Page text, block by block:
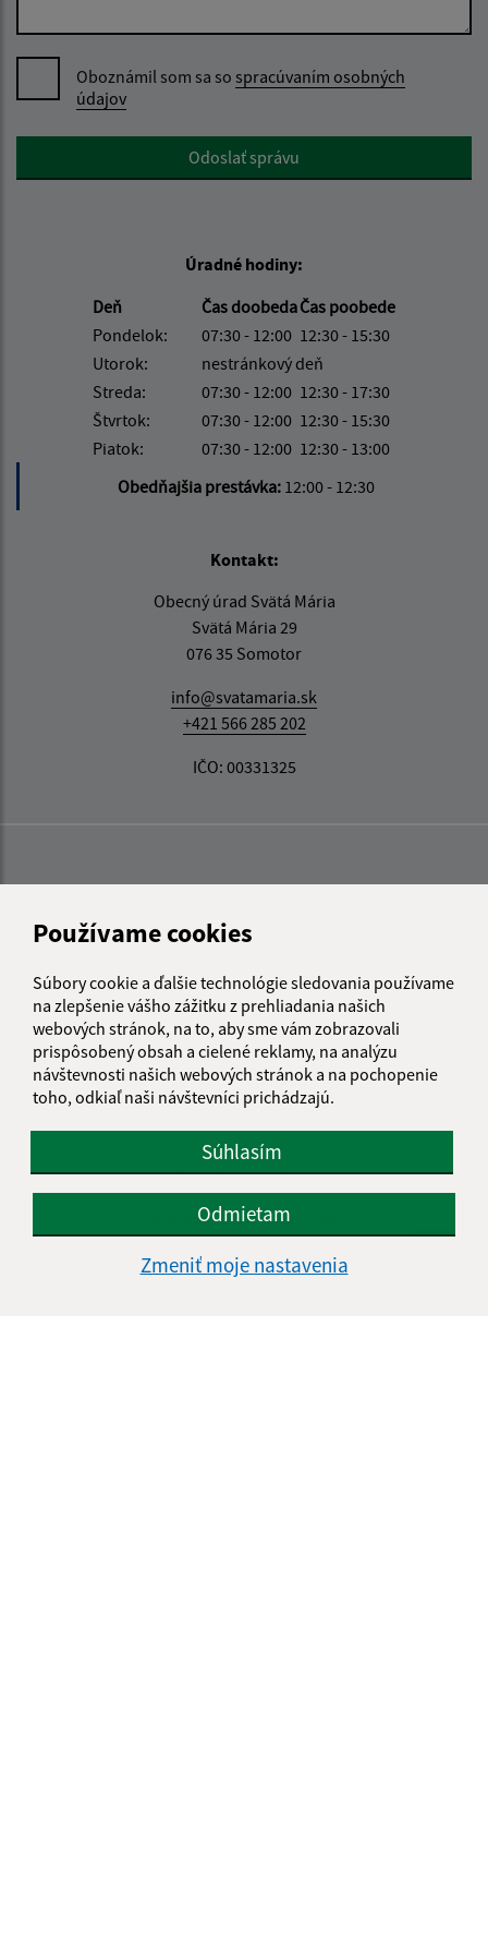
Používame cookies
Súbory cookie a ďalšie technológie sledovania používame
na zlepšenie vášho zážitku z prehliadania našich
webových stránok, na to, aby sme vám zobrazovali
prispôsobený obsah a cielené reklamy, na analýzu
návštevnosti našich webových stránok a na pochopenie
toho, odkiaľ naši návštevníci prichádzajú.
Súhlasím
Odmietam
Zmeniť moje nastavenia
Oboznámil som sa so spracúvaním osobných
údajov
Google reCaptcha ResponseOdoslať správu
Úradné hodiny:
Deň
Čas doobedaČas poobede
Pondelok:
07:30 - 12:00 12:30 - 15:30
Utorok:
nestránkový deň
Streda:
07:30 - 12:00 12:30 - 17:30
Štvrtok:
07:30 - 12:00 12:30 - 15:30
Piatok:
07:30 - 12:00 12:30 - 13:00
Obedňajšia prestávka: 12:00 - 12:30
Kontakt:
Obecný úrad Svätá Mária
Svätá Mária 29
076 35 Somotor
info@svatamaria.sk
+421 566 285 202
IČO: 00331325
Informácie o stránke:
Vyhlásenie o prístupnosti
Ochrana osobných údajov